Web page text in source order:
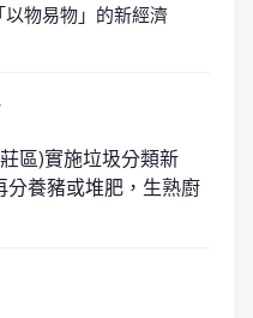
物易物」的新經濟
區)實施垃圾分類新
養豬或堆肥，生熟廚